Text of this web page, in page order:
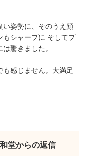
い姿勢に、そのうえ顔
もシャープに そしてプ
驚きました。
感じません。大満足
堂からの返信